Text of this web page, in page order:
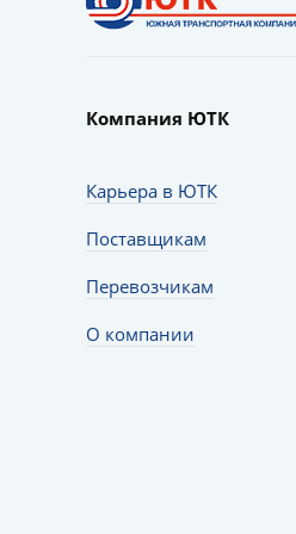
Компания ЮТК
Карьера в ЮТК
Поставщикам
Перевозчикам
О компании